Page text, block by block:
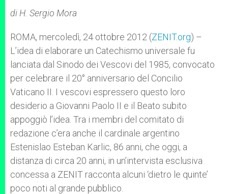
p
p
g
e
o
k
di H. Sergio Mora
ROMA, mercoledì, 24 ottobre 2012 (ZENIT.org) –
L’idea di elaborare un Catechismo universale fu
lanciata dal Sinodo dei Vescovi del 1985, convocato
per celebrare il 20° anniversario del Concilio
Vaticano II. I vescovi espressero questo loro
desiderio a Giovanni Paolo II e il Beato subito
appoggiò l’idea. Tra i membri del comitato di
redazione c’era anche il cardinale argentino
Estenislao Esteban Karlic, 86 anni, che oggi, a
distanza di circa 20 anni, in un’intervista esclusiva
concessa a ZENIT racconta alcuni ‘dietro le quinte’
poco noti al grande pubblico.